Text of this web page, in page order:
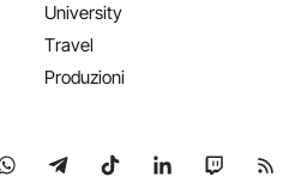
University
Travel
Produzioni
su YouTubesu WhatsApp
Seguici su Telegram
Seguici su TikTok
Seguici su
Seguici